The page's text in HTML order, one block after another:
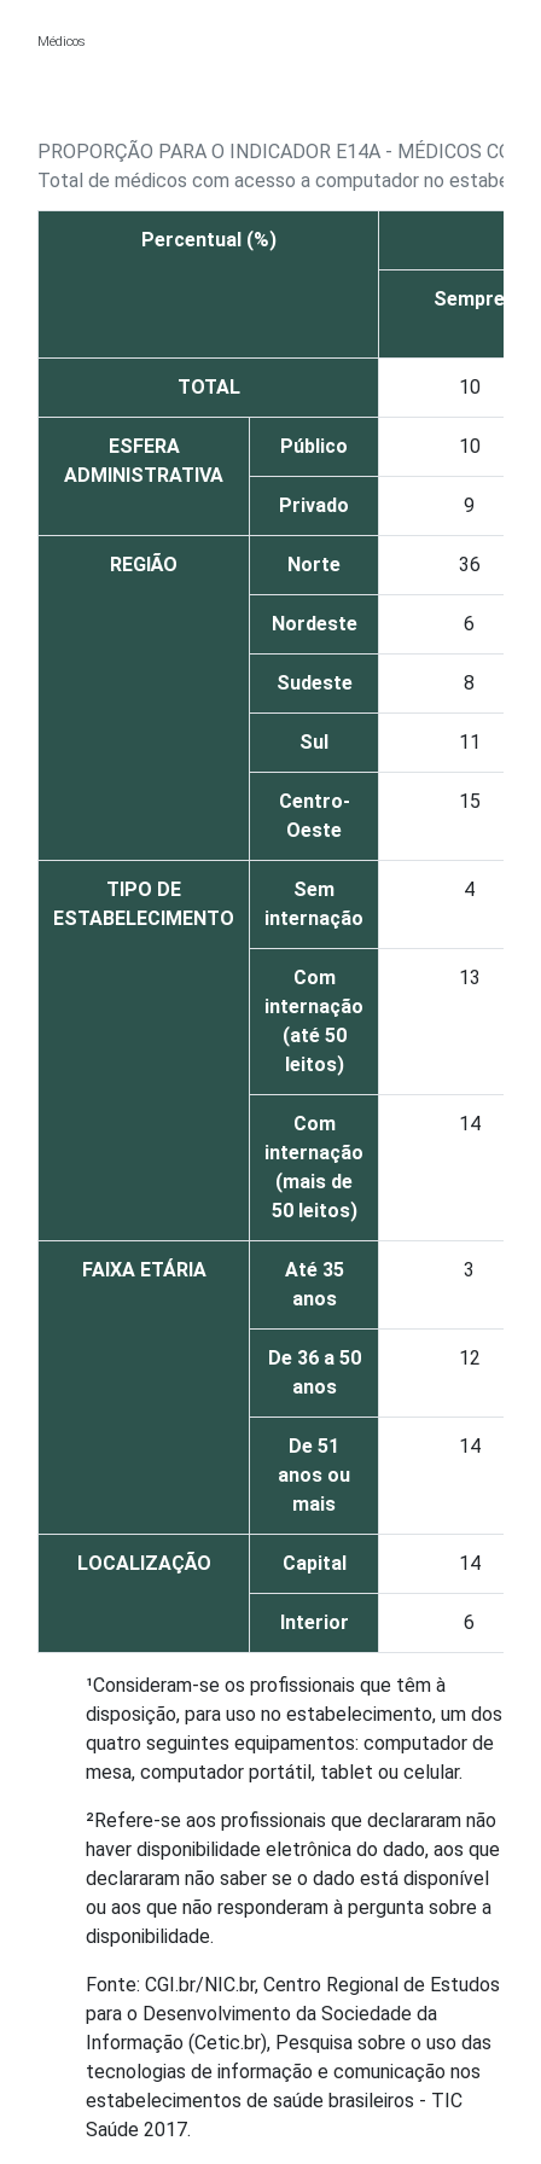
Médicos
PROPORÇÃO PARA O INDICADOR E14A - MÉDICOS
Total de médicos com acesso a computador no
Percentual (%)
Sempre
TOTAL 10
ESFERA
ADMINISTRATIVA
Público 10
Privado 9
REGIÃO Norte 36
Nordeste 6
Sudeste 8
Sul 11
Centro-
Oeste
15
TIPO DE
ESTABELECIMENTO
Sem
internação
4
Com
internação
(até 50
leitos)
13
Com
internação
(mais de
50 leitos)
14
FAIXA ETÁRIA
Até 35
anos
3
De 36 a 50
anos
12
De 51
anos ou
mais
14
LOCALIZAÇÃO Capital 14
Interior 6
¹Consideram-se os profissionais que têm à
disposição, para uso no estabelecimento, um dos
quatro seguintes equipamentos: computador de
mesa, computador portátil, tablet ou celular.
²Refere-se aos profissionais que declararam não
haver disponibilidade eletrônica do dado, aos que
declararam não saber se o dado está disponível
ou aos que não responderam à pergunta sobre a
disponibilidade.
Fonte: CGI.br/NIC.br, Centro Regional de Estudos
para o Desenvolvimento da Sociedade da
Informação (Cetic.br), Pesquisa sobre o uso das
tecnologias de informação e comunicação nos
estabelecimentos de saúde brasileiros - TIC
Saúde 2017.